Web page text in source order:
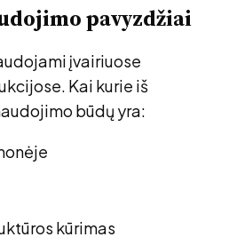
pavyzdžiai
įvairiuose
Kai kurie iš
būdų yra:
kūrimas